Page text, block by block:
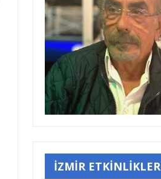
İZMİR ETKİNLİKLER